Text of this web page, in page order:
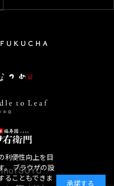
利便性向上を目
。 ブラウザの設
ることもできま
承諾する